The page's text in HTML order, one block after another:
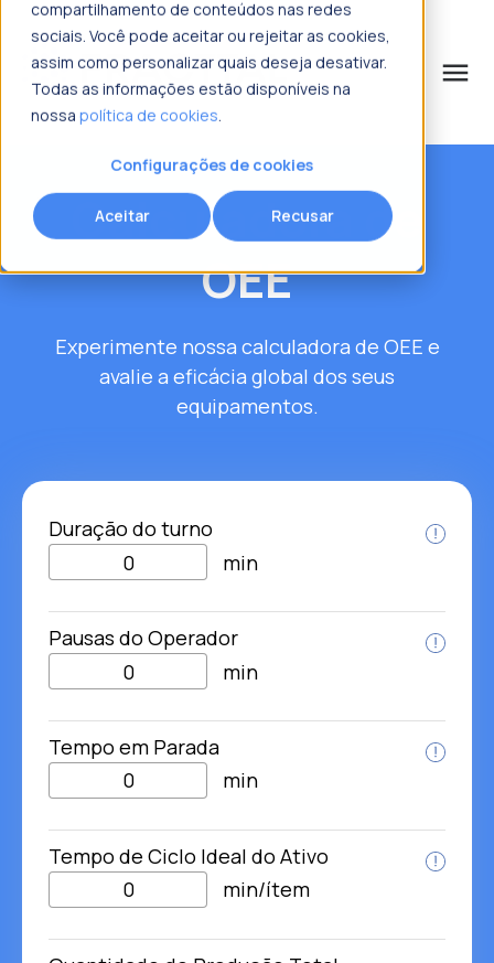
compartilhamento de conteúdos nas redes
sociais. Você pode aceitar ou rejeitar as cookies,
assim como personalizar quais deseja desativar.
Todas as informações estão disponíveis na
nossa política de cookies.
Configurações de cookies
Aceitar Recusar
menu
o que procura?
Calculadora de
OEE
Experimente nossa calculadora de OEE e
avalie a eficácia global dos seus
equipamentos.
Duração do turno
min
Pausas do Operador
min
Tempo em Parada
min
Tempo de Ciclo Ideal do Ativo
min/ítem